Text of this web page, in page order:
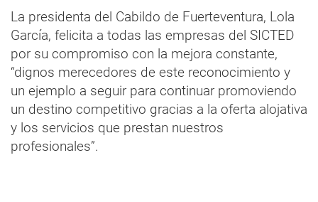
La presidenta del Cabildo de Fuerteventura, Lola
García, felicita a todas las empresas del SICTED
por su compromiso con la mejora constante,
“dignos merecedores de este reconocimiento y
un ejemplo a seguir para continuar promoviendo
un destino competitivo gracias a la oferta alojativa
y los servicios que prestan nuestros
profesionales”.